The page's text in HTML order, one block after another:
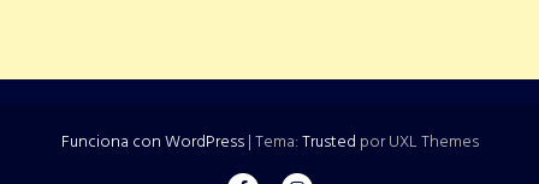
Funciona con WordPress|Tema:Trusted por UXL Themes